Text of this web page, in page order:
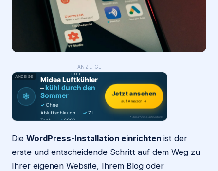
Login
ANZEIGE
ANZEIGE
❄
PRODUKT-
TIPP
Midea Luftkühler
–kühl durch den
Sommer
✓ Ohne
Abluftschlauch · ✓ 7 L
Tank · ✓2000
Jetzt ansehen
auf Amazon →
* Amazon-Partnerlink
Die WordPress-Installation einrichten ist der
erste und entscheidende Schritt auf dem Weg zu
Ihrer eigenen Website, Ihrem Blog oder